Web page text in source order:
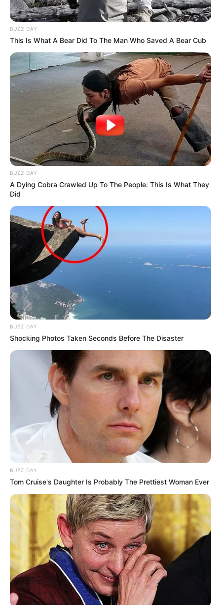
BUZZ DAY
This Is What A Bear Did To The Man Who Saved A Bear Cub
BUZZ DAY
A Dying Cobra Crawled Up To The People: This Is What They
Did
BUZZ DAY
Shocking Photos Taken Seconds Before The Disaster
BUZZ DAY
Tom Cruise's Daughter Is Probably The Prettiest Woman Ever